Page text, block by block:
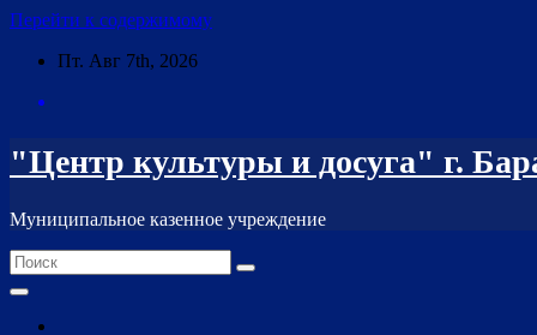
Перейти к содержимому
Пт. Авг 7th, 2026
"Центр культуры и досуга" г.
Муниципальное казенное учреждение